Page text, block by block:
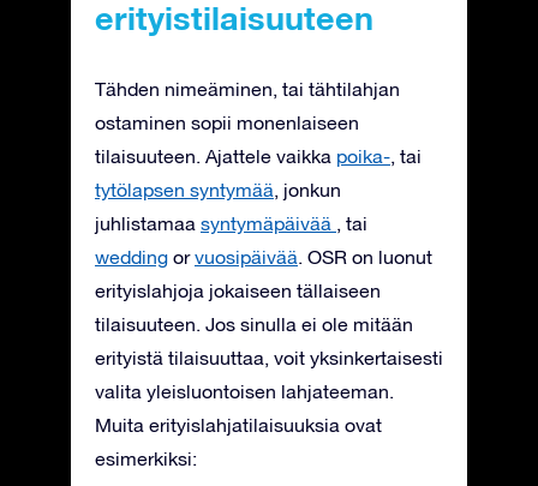
erityistilaisuuteen
Tähden nimeäminen, tai tähtilahjan
ostaminen sopii monenlaiseen
tilaisuuteen. Ajattele vaikka poika-, tai
tytölapsen syntymää, jonkun
juhlistamaa syntymäpäivää , tai
wedding orvuosipäivää. OSR on luonut
erityislahjoja jokaiseen tällaiseen
tilaisuuteen. Jos sinulla ei ole mitään
erityistä tilaisuuttaa, voit yksinkertaisesti
valita yleisluontoisen lahjateeman.
Muita erityislahjatilaisuuksia ovat
esimerkiksi: